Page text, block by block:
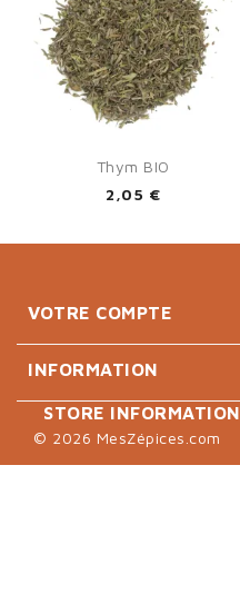
Thym BIO
2,05 €
VOTRE COMPTE
INFORMATION
STORE INFORMATION
© 2026 MesZépices.com